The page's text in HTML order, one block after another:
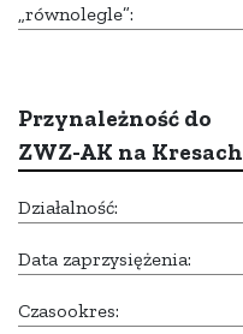
„równolegle”:
Przynależność do
ZWZ-AK na Kresach
Działalność:
Data zaprzysiężenia:
Czasookres: